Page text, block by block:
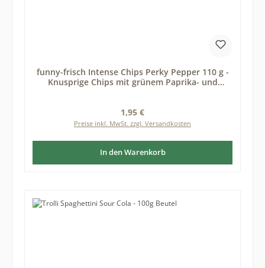
funny-frisch Intense Chips Perky Pepper 110 g -
Knusprige Chips mit grünem Paprika- und
Regulärer Preis:
1,95 €
Preise inkl. MwSt. zzgl. Versandkosten
In den Warenkorb